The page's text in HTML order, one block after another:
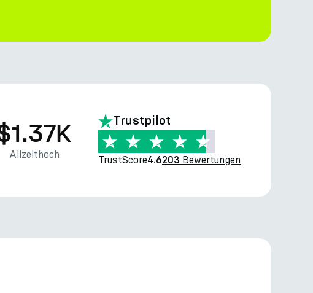
Allzeithoch
Trustpilot
TrustScore4.6203 Bewertungen